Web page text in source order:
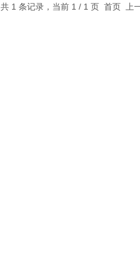
共 1 条记录，当前 1 / 1 页 首页 上